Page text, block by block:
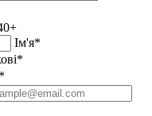
Ім'я*